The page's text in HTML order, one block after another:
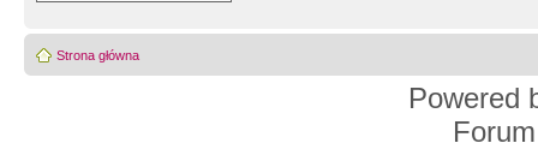
Strona główna
Powered